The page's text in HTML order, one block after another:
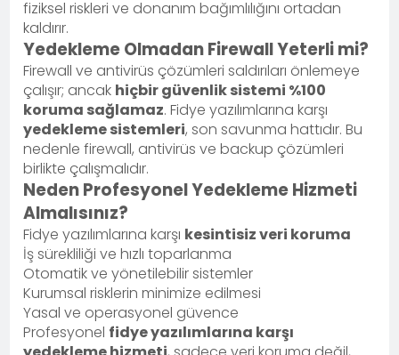
fiziksel riskleri ve donanım bağımlılığını ortadan
kaldırır.
Yedekleme Olmadan Firewall Yeterli mi?
Firewall ve antivirüs çözümleri saldırıları önlemeye
çalışır; ancak hiçbir güvenlik sistemi %100
koruma sağlamaz. Fidye yazılımlarına karşı
yedekleme sistemleri, son savunma hattıdır. Bu
nedenle firewall, antivirüs ve backup çözümleri
birlikte çalışmalıdır.
Neden Profesyonel Yedekleme Hizmeti
Almalısınız?
Fidye yazılımlarına karşı kesintisiz veri koruma
İş sürekliliği ve hızlı toparlanma
Otomatik ve yönetilebilir sistemler
Kurumsal risklerin minimize edilmesi
Yasal ve operasyonel güvence
Profesyonel fidye yazılımlarına karşı